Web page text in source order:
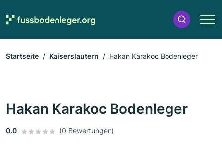
Startseite Kaiserslautern Hakan Karakoc Bodenleger
Hakan Karakoc Bodenleger
0.0 (0 Bewertungen)